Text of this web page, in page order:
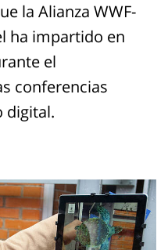
la Alianza WWF-
ha impartido en
el
conferencias
digital.